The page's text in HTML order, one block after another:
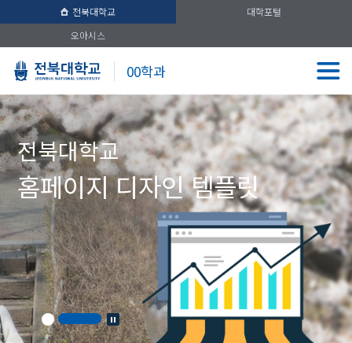
전북대학교
대학포털
오아시스
00학과
전북대학교
홈페이지 디자인 템플릿